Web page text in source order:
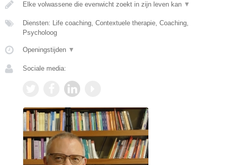
Elke volwassene die evenwicht zoekt in zijn leven kan ▼
Diensten: Life coaching, Contextuele therapie, Coaching,
Psycholoog
Openingstijden ▼
Sociale media: